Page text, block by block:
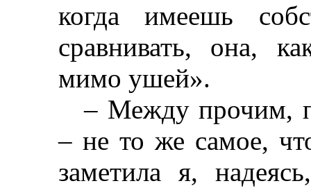
когда имеешь
сравнивать, она,
мимо ушей».
– Между прочим,
–не то же самое,
заметила я,